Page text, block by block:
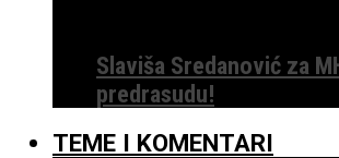
Slaviša Sredanović za
predrasudu!
TEME I KOMENTARI